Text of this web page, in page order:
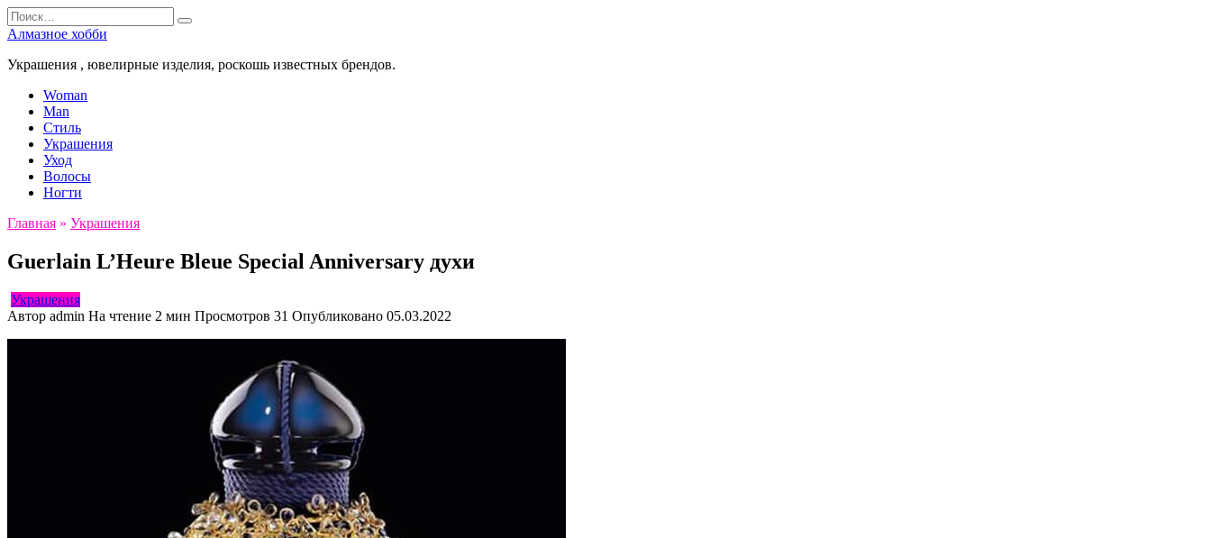
Перейти
к
Search
for:
Алмазное хобби
Украшения , ювелирные изделия, роскошь известных брендов.
Woman
Man
Стиль
Украшения
Уход
Волосы
Ногти
Главная » Украшения
Guerlain L’Heure Bleue Special Anniversary духи
Украшения
Автор admin На чтение 2 мин Просмотров 31 Опубликовано 05.03.2022